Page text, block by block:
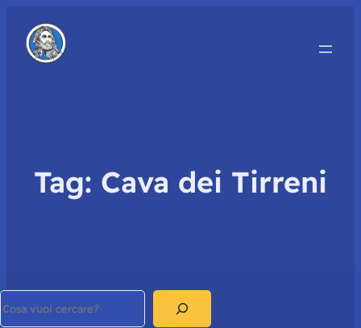
Tag: Cava dei Tirreni